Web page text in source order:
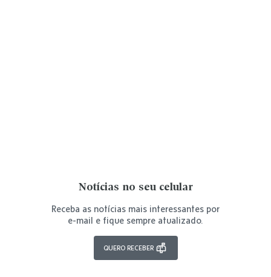
Notícias no seu celular
Receba as notícias mais interessantes por
e-mail e fique sempre atualizado.
QUERO RECEBER